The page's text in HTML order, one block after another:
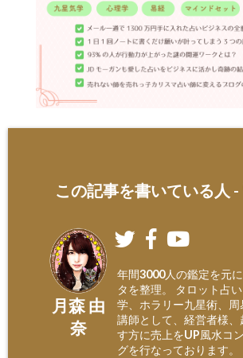
この記事を書いている人 -
月森 由
奈
年間3000人の鑑定を元
タを整理。 タロット占
学、ホラリー九星術、周
講師として、経営者様
す方に売上をUP風水コ
グを行なっております。